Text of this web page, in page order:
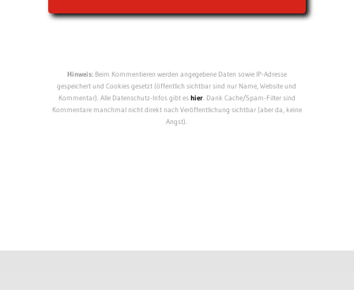
Hinweis:Beim Kommentieren werden angegebene Daten sowie IP-Adresse
gespeichert und Cookies gesetzt (öffentlich sichtbar sind nur Name, Website und
Kommentar). Alle Datenschutz-Infos gibt eshier. Dank Cache/Spam-Filter sind
Kommentare manchmal nicht direkt nach Veröffentlichung sichtbar (aber da, keine
Angst).